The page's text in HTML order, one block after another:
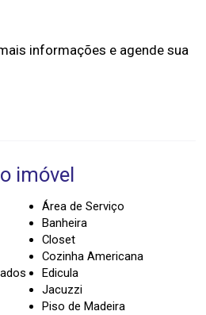
informações e agende sua
imóvel
Área de Serviço
Banheira
Closet
Cozinha Americana
Edicula
Jacuzzi
Piso de Madeira